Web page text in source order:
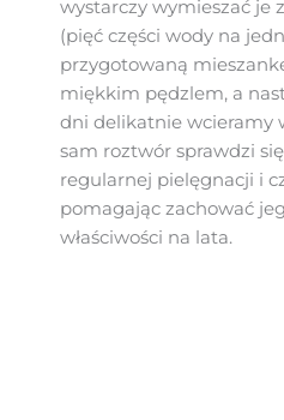
wystarczy wymieszać je
(pięć części wody na
przygotowaną
miękkim pędzlem, a
dni delikatnie wcieramy
sam roztwór sprawdzi
regularnej pielęgnacji i
pomagając zachować
właściwości na lata.